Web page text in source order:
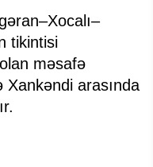
tikintisi
məsafə
Xankəndi arasında